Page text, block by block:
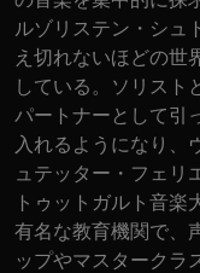
ルゾリステン・シュ
え切れないほどの世
している。ソリスト
パートナーとして引
入れるようになり、
ュテッター・フェリ
トゥットガルト音
有名な教育機関で、
ップやマスタークラ